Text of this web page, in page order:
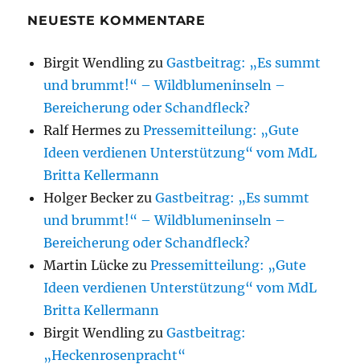
NEUESTE KOMMENTARE
Birgit Wendling zuGastbeitrag: „Es summt
und brummt!“ – Wildblumeninseln –
Bereicherung oder Schandfleck?
Ralf Hermes zuPressemitteilung: „Gute
Ideen verdienen Unterstützung“ vom MdL
Britta Kellermann
Holger Becker zuGastbeitrag: „Es summt
und brummt!“ – Wildblumeninseln –
Bereicherung oder Schandfleck?
Martin Lücke zuPressemitteilung: „Gute
Ideen verdienen Unterstützung“ vom MdL
Britta Kellermann
Birgit Wendling zuGastbeitrag:
„Heckenrosenpracht“